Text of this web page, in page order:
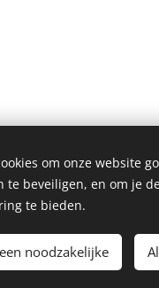
© Henri's classics
Cookies
Talen
American English
om onze website
te beveiligen, en om je
te bieden.
noodzakelijke